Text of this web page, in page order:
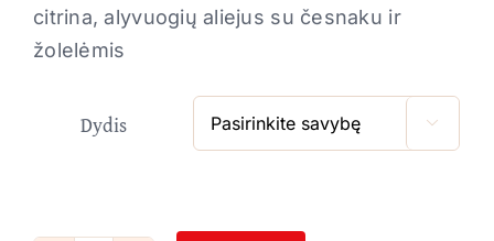
citrina, alyvuogių aliejus su česnaku ir
žolelėmis
Dydis 